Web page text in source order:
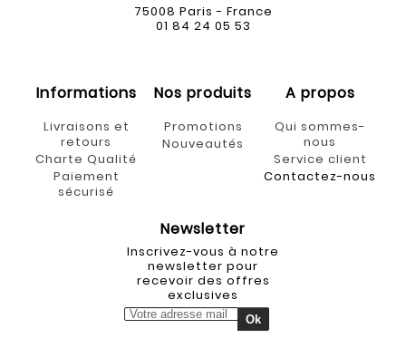
75008 Paris - France
01 84 24 05 53
Informations
Livraisons et
retours
Charte Qualité
Paiement
sécurisé
Nos produits
Promotions
Nouveautés
A propos
Qui sommes-
nous
Service client
Contactez-nous
Newsletter
Inscrivez-vous à notre
newsletter pour
recevoir des offres
exclusives